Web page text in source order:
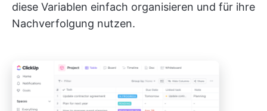
diese Variablen einfach organisieren und für ihre
Nachverfolgung nutzen.